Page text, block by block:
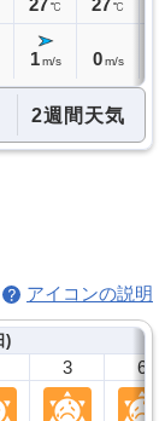
℃
1 m/s
℃
0 m/s
2週間天気
アイコンの説明
)
3 6